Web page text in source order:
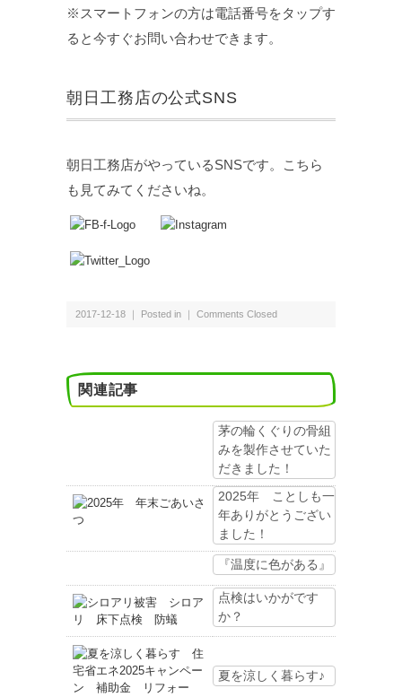
※スマートフォンの方は電話番号をタップす
ると今すぐお問い合わせできます。
朝日工務店の公式SNS
朝日工務店がやっているSNSです。こちら
も見てみてくださいね。
2017-12-18 ｜ Posted in ｜ Comments Closed
関連記事
茅の輪くぐりの骨組
みを製作させていた
だきました！
2025年 ことしも一
年ありがとうござい
ました！
『温度に色がある』
点検はいかがです
か？
夏を涼しく暮らす♪